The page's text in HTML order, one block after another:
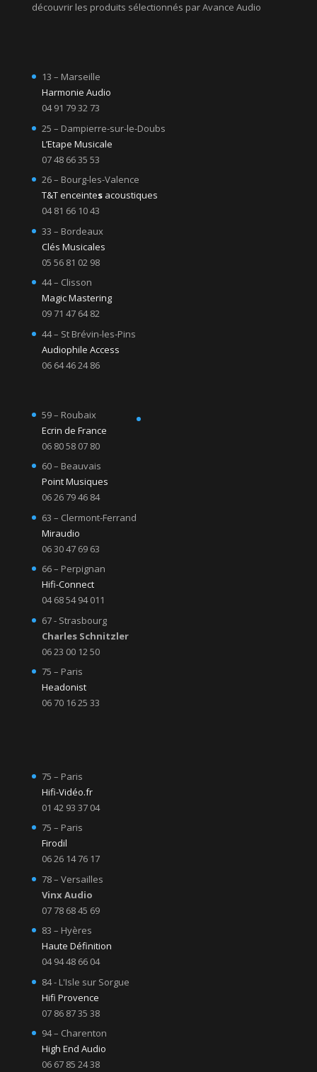
découvrir les produits sélectionnés par Avance Audio
13 – Marseille
Harmonie Audio
04 91 79 32 73
25 – Dampierre-sur-le-Doubs
L’Etape Musicale
07 48 66 35 53
26 – Bourg-les-Valence
T&T enceintes acoustiques
04 81 66 10 43
33 – Bordeaux
Clés Musicales
05 56 81 02 98
44 – Clisson
Magic Mastering
09 71 47 64 82
44 – St Brévin-les-Pins
Audiophile Access
06 64 46 24 86
59 – Roubaix
Ecrin de France
06 80 58 07 80
60 – Beauvais
Point Musiques
06 26 79 46 84
63 – Clermont-Ferrand
Miraudio
06 30 47 69 63
66 – Perpignan
Hifi-Connect
04 68 54 94 011
67 - Strasbourg
Charles Schnitzler
06 23 00 12 50
75 – Paris
Headonist
06 70 16 25 33
75 – Paris
Hifi-Vidéo.fr
01 42 93 37 04
75 – Paris
Firodil
06 26 14 76 17
78 – Versailles
Vinx Audio
07 78 68 45 69
83 – Hyères
Haute Définition
04 94 48 66 04
84 - L'Isle sur Sorgue
Hifi Provence
07 86 87 35 38
94 – Charenton
High End Audio
06 67 85 24 38